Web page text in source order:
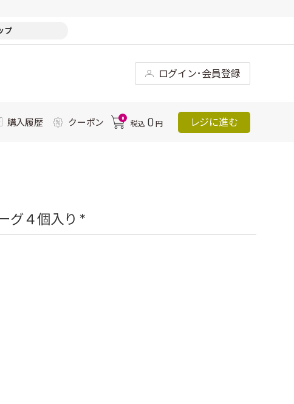
プ
ログイン･会員登録
購入履歴 クーポン 0
税込 0 円 レジに進む
グ４個入り *